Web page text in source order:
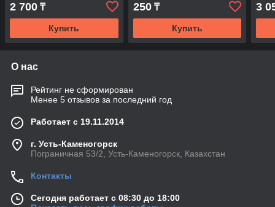
2 700 ₸
Купить
250₸
Купить
3
О нас
Рейтинг не сформирован
Менее 5 отзывов за последний год
Работает с 19.11.2014
г. Усть-Каменогорск
Пограничная 53/2, Усть-Каменогорск, Казахстан
Контакты
Сегодня работает с 08:30 до 18:00